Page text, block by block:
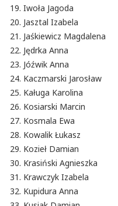
Iwoła Jagoda
Jasztal Izabela
Jaśkiewicz Magdalena
Jędrka Anna
Jóźwik Anna
Kaczmarski Jarosław
Kaługa Karolina
Kosiarski Marcin
Kosmala Ewa
Kowalik Łukasz
Kozieł Damian
Krasiński Agnieszka
Krawczyk Izabela
Kupidura Anna